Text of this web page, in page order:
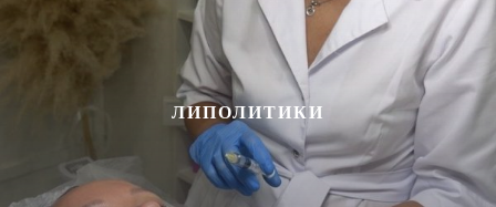
ЛИПОЛИТИКИ